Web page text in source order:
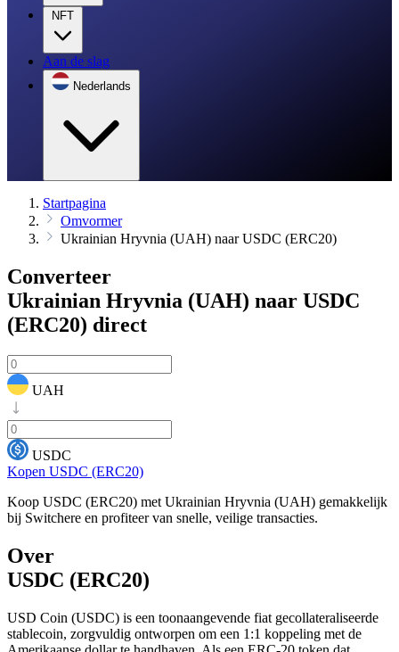
NFT
Aan de slag
Nederlands
Startpagina
Omvormer
Ukrainian Hryvnia (UAH) naar USDC (ERC20)
Converteer
Ukrainian Hryvnia (UAH) naar USDC
(ERC20) direct
UAH
USDC
Kopen USDC (ERC20)
Koop USDC (ERC20) met Ukrainian Hryvnia (UAH) gemakkelijk
bij Switchere en profiteer van snelle, veilige transacties.
Over
USDC (ERC20)
USD Coin (USDC) is een toonaangevende fiat gecollateraliseerde
stablecoin, zorgvuldig ontworpen om een 1:1 koppeling met de